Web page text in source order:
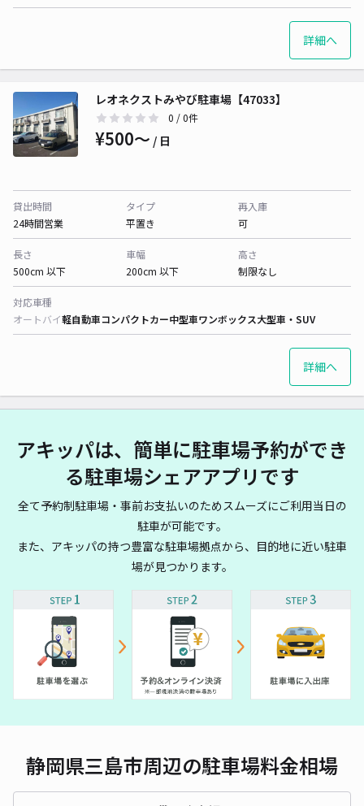
詳細へ
レオネクストみやび駐車場【47033】
0 / 0件
¥500〜 / 日
貸出時間
24時間営業
タイプ
平置き
再入庫
可
長さ
500cm 以下
車幅
200cm 以下
高さ
制限なし
対応車種
オートバイ軽自動車コンパクトカー中型車ワンボックス大型車・SUV
詳細へ
アキッパは、簡単に駐車場予約ができ
る駐車場シェアアプリです
全て予約制駐車場・事前お支払いのためスムーズにご利用当日の
駐車が可能です。
また、アキッパの持つ豊富な駐車場拠点から、目的地に近い駐車
場が見つかります。
静岡県三島市周辺の駐車場料金相場